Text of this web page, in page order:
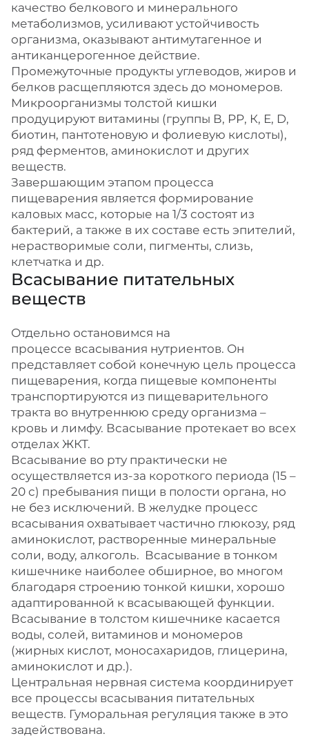
качество белкового и минерального
метаболизмов, усиливают устойчивость
организма, оказывают антимутагенное и
антиканцерогенное действие.
Промежуточные продукты углеводов, жиров и
белков расщепляются здесь до мономеров.
Микроорганизмы толстой кишки
продуцируют витамины (группы В, РР, К, Е, D,
биотин, пантотеновую и фолиевую кислоты),
ряд ферментов, аминокислот и других
веществ.
Завершающим этапом процесса
пищеварения является формирование
каловых масс, которые на 1/3 состоят из
бактерий, а также в их составе есть эпителий,
нерастворимые соли, пигменты, слизь,
клетчатка и др.
Всасывание питательных
веществ
Отдельно остановимся на
процессе всасывания нутриентов. Он
представляет собой конечную цель процесса
пищеварения, когда пищевые компоненты
транспортируются из пищеварительного
тракта во внутреннюю среду организма –
кровь и лимфу. Всасывание протекает во всех
отделах ЖКТ.
Всасывание во рту практически не
осуществляется из-за короткого периода (15 –
20 с) пребывания пищи в полости органа, но
не без исключений. В желудке процесс
всасывания охватывает частично глюкозу, ряд
аминокислот, растворенные минеральные
соли, воду, алкоголь. Всасывание в тонком
кишечнике наиболее обширное, во многом
благодаря строению тонкой кишки, хорошо
адаптированной к всасывающей функции.
Всасывание в толстом кишечнике касается
воды, солей, витаминов и мономеров
(жирных кислот, моносахаридов, глицерина,
аминокислот и др.).
Центральная нервная система координирует
все процессы всасывания питательных
веществ. Гуморальная регуляция также в это
задействована.